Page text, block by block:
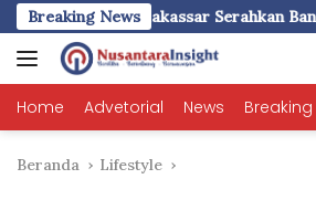
Langsung
ke
konten
Breaking News
Bantuan Sembako di Bontoduri
Home Advetorial News Breaking
Beranda Lifestyle